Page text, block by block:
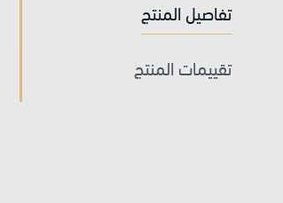
تفاصيل المنتج
تقييمات المنتج